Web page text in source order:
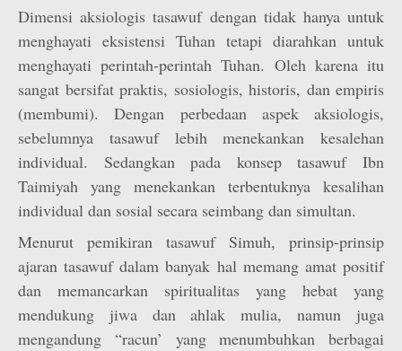
Dimensi aksiologis tasawuf dengan tidak hanya untuk
menghayati eksistensi Tuhan tetapi diarahkan untuk
menghayati perintah-perintah Tuhan. Oleh karena itu
sangat bersifat praktis, sosiologis, historis, dan empiris
(membumi). Dengan perbedaan aspek aksiologis,
sebelumnya tasawuf lebih menekankan kesalehan
individual. Sedangkan pada konsep tasawuf Ibn
Taimiyah yang menekankan terbentuknya kesalihan
individual dan sosial secara seimbang dan simultan.
Menurut pemikiran tasawuf Simuh, prinsip-prinsip
ajaran tasawuf dalam banyak hal memang amat positif
dan memancarkan spiritualitas yang hebat yang
mendukung jiwa dan ahlak mulia, namun juga
mengandung “racun’ yang menumbuhkan berbagai